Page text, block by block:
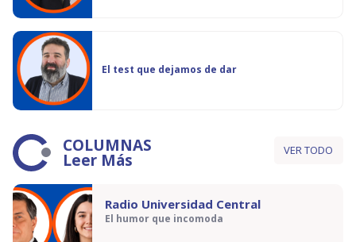
El test que dejamos de dar
COLUMNAS
Leer Más VER TODO
Radio Universidad Central
El humor que incomoda